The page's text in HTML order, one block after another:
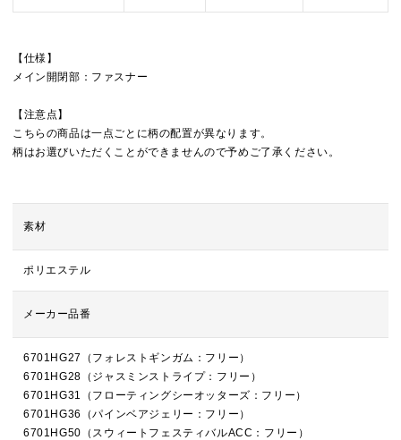
【仕様】
メイン開閉部：ファスナー
【注意点】
こちらの商品は一点ごとに柄の配置が異なります。
柄はお選びいただくことができませんので予めご了承ください。
素材
ポリエステル
メーカー品番
6701HG27（フォレストギンガム：フリー）
6701HG28（ジャスミンストライプ：フリー）
6701HG31（フローティングシーオッターズ：フリー）
6701HG36（パインベアジェリー：フリー）
6701HG50（スウィートフェスティバルACC：フリー）